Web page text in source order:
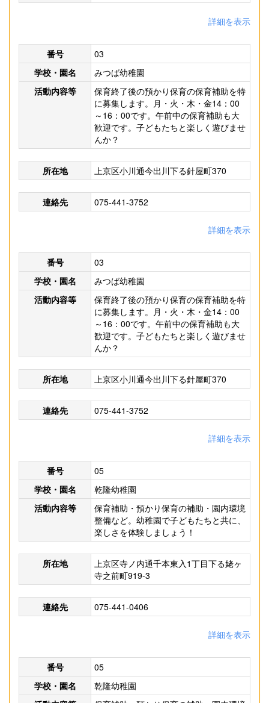
詳細を表示
番号
03
学校・園名
みつば幼稚園
活動内容等
保育終了後の預かり保育の保育補助を特
に募集します。月・火・木・金14：00
～16：00です。午前中の保育補助も大
歓迎です。子どもたちと楽しく遊びませ
んか？
所在地 上京区小川通今出川下る針屋町370
連絡先 075-441-3752
詳細を表示
番号
03
学校・園名
みつば幼稚園
活動内容等
保育終了後の預かり保育の保育補助を特
に募集します。月・火・木・金14：00
～16：00です。午前中の保育補助も大
歓迎です。子どもたちと楽しく遊びませ
んか？
所在地 上京区小川通今出川下る針屋町370
連絡先 075-441-3752
詳細を表示
番号
05
学校・園名
乾隆幼稚園
活動内容等
保育補助・預かり保育の補助・園内環境
整備など。幼稚園で子どもたちと共に、
楽しさを体験しましょう！
所在地
上京区寺ノ内通千本東入1丁目下る姥ヶ
寺之前町919-3
連絡先 075-441-0406
詳細を表示
番号
05
学校・園名
乾隆幼稚園